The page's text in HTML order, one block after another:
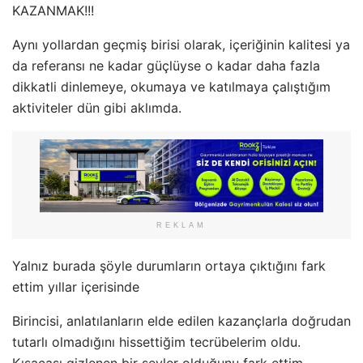
KAZANMAK!!!
Aynı yollardan geçmiş birisi olarak, içeriğinin kalitesi ya
da referansı ne kadar güçlüyse o kadar daha fazla
dikkatli dinlemeye, okumaya ve katılmaya çalıştığım
aktiviteler dün gibi aklımda.
REKLAM
Yalnız burada şöyle durumların ortaya çıktığını fark
ettim yıllar içerisinde
Birincisi, anlatılanların elde edilen kazançlarla doğrudan
tutarlı olmadığını hissettiğim tecrübelerim oldu.